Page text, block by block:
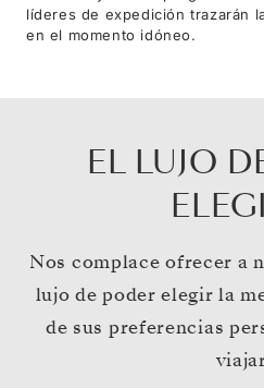
líderes de expedición trazarán
en el momento idóneo.
EL LUJO
Nos complace ofrecer a
lujo de poder elegir la
de sus preferencias